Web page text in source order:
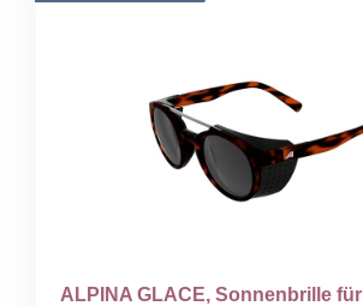
ALPINA GLACE, Sonnenbrille für